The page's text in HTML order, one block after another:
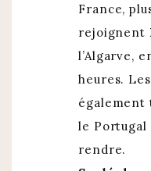
France,
rejoignent
l’Algarve,
heures.
également
le Portugal
rendre.